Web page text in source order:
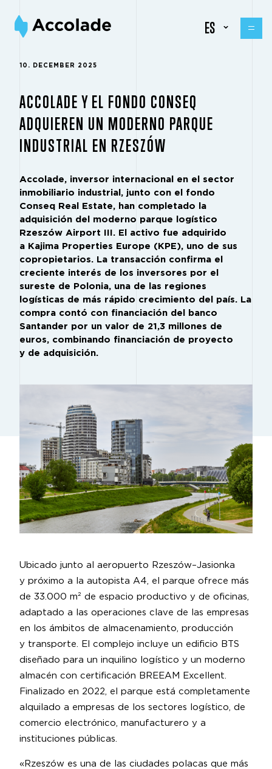
ES
10. DECEMBER 2025
ACCOLADE Y EL FONDO CONSEQ
ADQUIEREN UN MODERNO PARQUE
INDUSTRIAL EN RZESZÓW
Accolade, inversor internacional en el sector
inmobiliario industrial, junto con el fondo
Conseq Real Estate, han completado la
adquisición del moderno parque logístico
Rzeszów Airport III. El activo fue adquirido
a Kajima Properties Europe (KPE), uno de sus
copropietarios. La transacción confirma el
creciente interés de los inversores por el
sureste de Polonia, una de las regiones
logísticas de más rápido crecimiento del país. La
compra contó con financiación del banco
Santander por un valor de 21,3 millones de
euros, combinando financiación de proyecto
y de adquisición.
Ubicado junto al aeropuerto Rzeszów–Jasionka
y próximo a la autopista A4, el parque ofrece más
de 33.000 m² de espacio productivo y de oficinas,
adaptado a las operaciones clave de las empresas
en los ámbitos de almacenamiento, producción
y transporte. El complejo incluye un edificio BTS
diseñado para un inquilino logístico y un moderno
almacén con certificación BREEAM Excellent.
Finalizado en 2022, el parque está completamente
alquilado a empresas de los sectores logístico, de
comercio electrónico, manufacturero y a
instituciones públicas.
«Rzeszów es una de las ciudades polacas que más